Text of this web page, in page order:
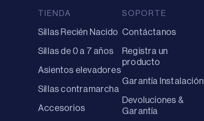
TIENDA
Sillas Recién Nacido
Sillas de 0 a 7 años
Asientos elevadores
Sillas contramarcha
Accesorios
SOPORTE
Contáctanos
Registra un
producto
Garantía Instalación
Devoluciones &
Garantía